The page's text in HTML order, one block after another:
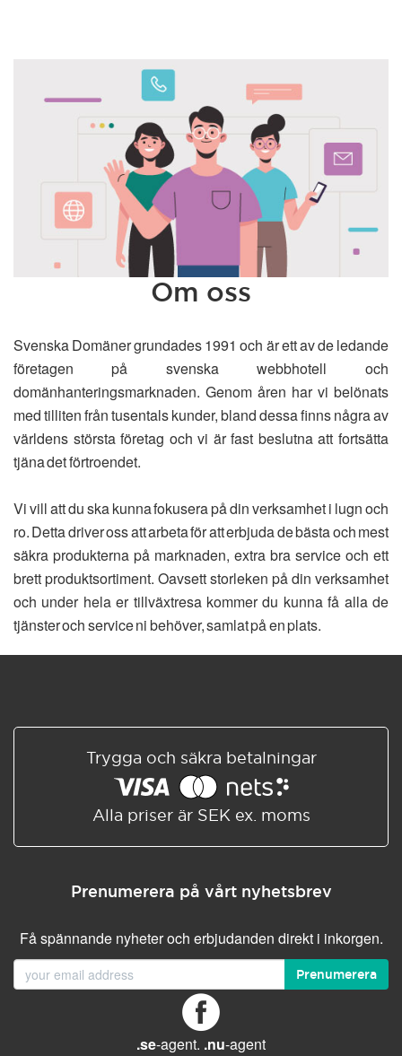
Om oss
Svenska Domäner grundades 1991 och är ett av de ledande
företagen på svenska webbhotell och
domänhanteringsmarknaden. Genom åren har vi belönats
med tilliten från tusentals kunder, bland dessa finns några av
världens största företag och vi är fast beslutna att fortsätta
tjäna det förtroendet.
Vi vill att du ska kunna fokusera på din verksamhet i lugn och
ro. Detta driver oss att arbeta för att erbjuda de bästa och mest
säkra produkterna på marknaden, extra bra service och ett
brett produktsortiment. Oavsett storleken på din verksamhet
och under hela er tillväxtresa kommer du kunna få alla de
tjänster och service ni behöver, samlat på en plats.
Trygga och säkra betalningar
Alla priser är SEK ex. moms
Prenumerera på vårt nyhetsbrev
Få spännande nyheter och erbjudanden direkt i inkorgen.
Prenumerera
.se-agent. .nu-agent